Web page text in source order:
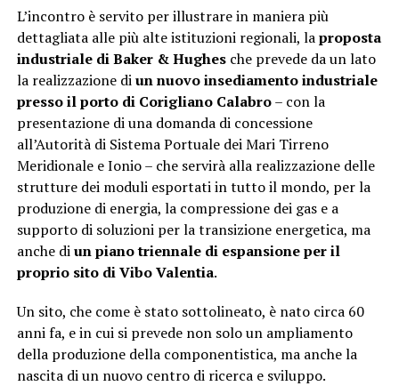
L’incontro è servito per illustrare in maniera più
dettagliata alle più alte istituzioni regionali, laproposta
industriale di Baker & Hughesche prevede da un lato
la realizzazione diun nuovo insediamento industriale
presso il porto di Corigliano Calabro– con la
presentazione di una domanda di concessione
all’Autorità di Sistema Portuale dei Mari Tirreno
Meridionale e Ionio – che servirà alla realizzazione delle
strutture dei moduli esportati in tutto il mondo, per la
produzione di energia, la compressione dei gas e a
supporto di soluzioni per la transizione energetica, ma
anche diun piano triennale di espansione per il
proprio sito di Vibo Valentia.
Un sito, che come è stato sottolineato, è nato circa 60
anni fa, e in cui si prevede non solo un ampliamento
della produzione della componentistica, ma anche la
nascita di un nuovo centro di ricerca e sviluppo.